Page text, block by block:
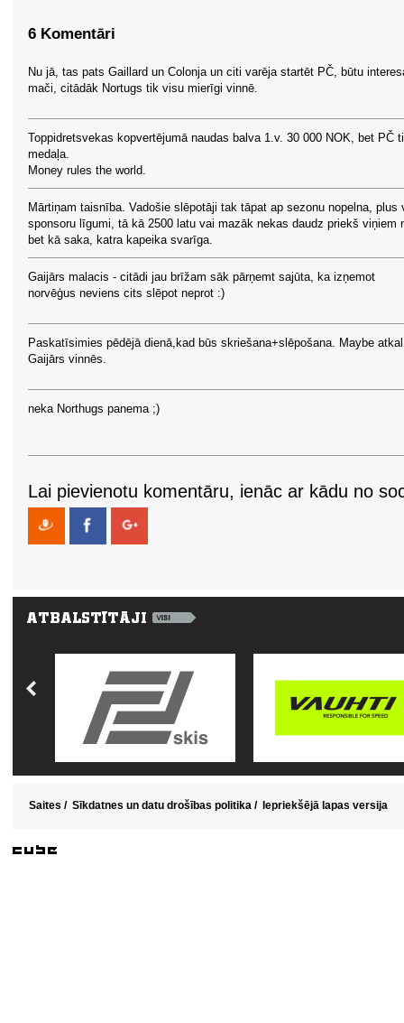
6 Komentāri
Nu jā, tas pats Gaillard un Colonja un citi varēja startēt PČ, būtu
mači, citādāk Nortugs tik visu mierīgi vinnē.
Toppidretsvekas kopvertējumā naudas balva 1.v. 30 000 NOK, bet PČ
medaļa.
Money rules the world.
Mārtiņam taisnība. Vadošie slēpotāji tak tāpat ap sezonu nopelna, plus
sponsoru līgumi, tā kā 2500 latu vai mazāk nekas daudz priekš viņiem
bet kā saka, katra kapeika svarīga.
Gaijārs malacis - citādi jau brīžam sāk pārņemt sajūta, ka izņemot
norvēģus neviens cits slēpot neprot :)
Paskatīsimies pēdējā dienā,kad būs skriešana+slēpošana. Maybe atkal
Gaijārs vinnēs.
neka Northugs panema ;)
Lai pievienotu komentāru, ienāc ar kādu no
Saites / Sīkdatnes un datu drošības politika / Iepriekšējā lapas versija